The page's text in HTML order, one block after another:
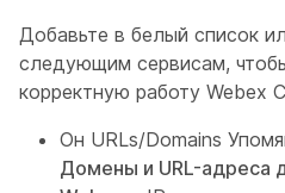
Добавьте в белый список
следующим сервисам,
корректную работу Webex
Он URLs/Domains
Домены и URL-адреса